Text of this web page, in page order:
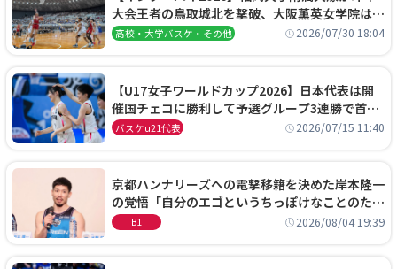
大会王者の鳥取城北を撃破、大阪薫英女学院は岐
阜女子に完勝、大会3日目試合結果
高校・大学バスケ・その他 2026/07/30 18:04
【U17女子ワールドカップ2026】日本代表は開
催国チェコに勝利して予選グループ3連勝で首位
通過！準々決勝の相手はエジプトに決定
バスケu21代表 2026/07/15 11:40
京都ハンナリーズへの電撃移籍を決めた岸本隆一
の覚悟「自分のエゴというちっぽけなことのため
に、京都に来たわけではない」
B1 2026/08/04 19:39